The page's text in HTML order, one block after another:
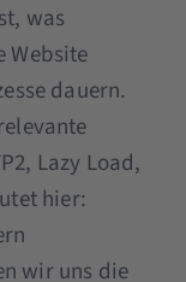
was
Website
dauern.
Lazy Load,
hier:
wir uns die